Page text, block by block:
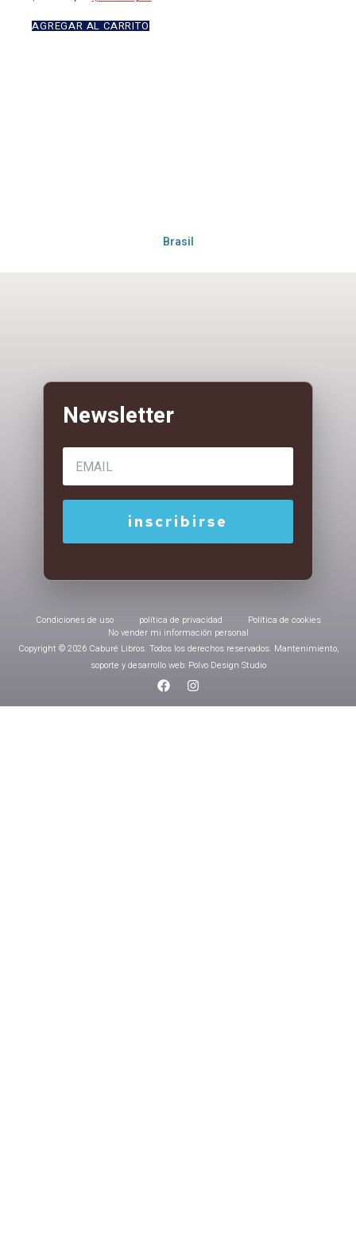
AGREGAR AL CARRITO
Brasil
Condiciones de uso política de privacidad
Política de cookies
No vender mi información personal
Copyright © 2026 Caburé Libros. Todos los derechos reservados. Mantenimiento,
soporte y desarrollo web: Polvo Design Studio